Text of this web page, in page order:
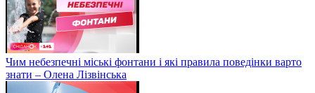
Чим небезпечні міські фонтани і які правила поведінки варто
знати – Олена Лізвінська